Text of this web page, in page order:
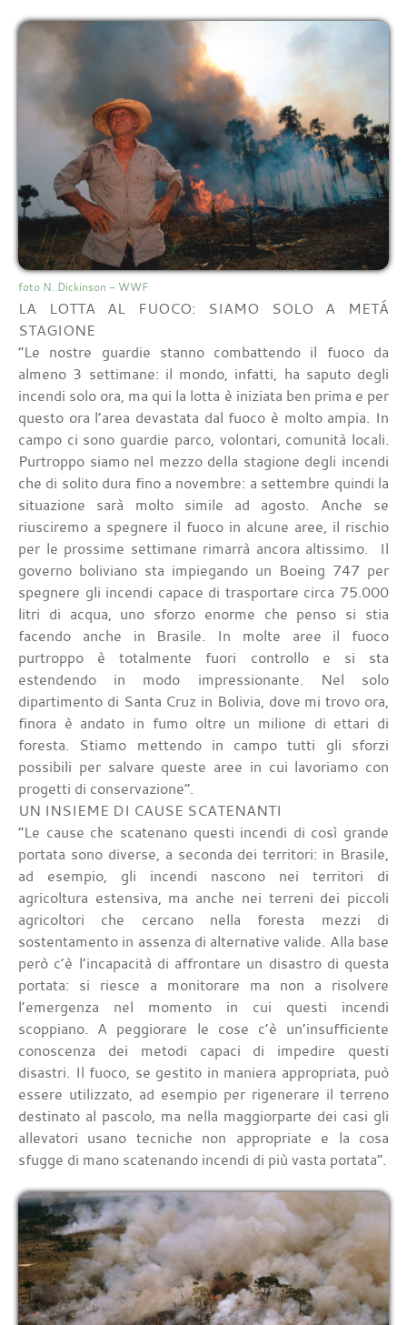
foto N. Dickinson - WWF
LA LOTTA AL FUOCO: SIAMO SOLO A METÁ
STAGIONE
“Le nostre guardie stanno combattendo il fuoco da
almeno 3 settimane: il mondo, infatti, ha saputo degli
incendi solo ora, ma qui la lotta è iniziata ben prima e per
questo ora l’area devastata dal fuoco è molto ampia. In
campo ci sono guardie parco, volontari, comunità locali.
Purtroppo siamo nel mezzo della stagione degli incendi
che di solito dura fino a novembre: a settembre quindi la
situazione sarà molto simile ad agosto. Anche se
riusciremo a spegnere il fuoco in alcune aree, il rischio
per le prossime settimane rimarrà ancora altissimo. Il
governo boliviano sta impiegando un Boeing 747 per
spegnere gli incendi capace di trasportare circa 75.000
litri di acqua, uno sforzo enorme che penso si stia
facendo anche in Brasile. In molte aree il fuoco
purtroppo è totalmente fuori controllo e si sta
estendendo in modo impressionante. Nel solo
dipartimento di Santa Cruz in Bolivia, dove mi trovo ora,
finora è andato in fumo oltre un milione di ettari di
foresta. Stiamo mettendo in campo tutti gli sforzi
possibili per salvare queste aree in cui lavoriamo con
progetti di conservazione”.
UN INSIEME DI CAUSE SCATENANTI
“Le cause che scatenano questi incendi di così grande
portata sono diverse, a seconda dei territori: in Brasile,
ad esempio, gli incendi nascono nei territori di
agricoltura estensiva, ma anche nei terreni dei piccoli
agricoltori che cercano nella foresta mezzi di
sostentamento in assenza di alternative valide. Alla base
però c’è l’incapacità di affrontare un disastro di questa
portata: si riesce a monitorare ma non a risolvere
l’emergenza nel momento in cui questi incendi
scoppiano. A peggiorare le cose c’è un’insufficiente
conoscenza dei metodi capaci di impedire questi
disastri. Il fuoco, se gestito in maniera appropriata, può
essere utilizzato, ad esempio per rigenerare il terreno
destinato al pascolo, ma nella maggiorparte dei casi gli
allevatori usano tecniche non appropriate e la cosa
sfugge di mano scatenando incendi di più vasta portata”.